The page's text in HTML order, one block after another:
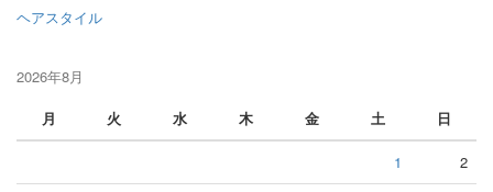
ヘアスタイル
2026年8月
月
火 水 木 金 土 日
1 2